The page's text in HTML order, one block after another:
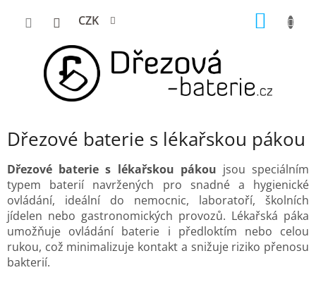
CZK
Dřezové baterie s lékařskou pákou
Dřezové baterie s lékařskou pákou jsou speciálním
typem baterií navržených pro snadné a hygienické
ovládání, ideální do nemocnic, laboratoří, školních
jídelen nebo gastronomických provozů. Lékařská páka
umožňuje ovládání baterie i předloktím nebo celou
rukou, což minimalizuje kontakt a snižuje riziko přenosu
bakterií.